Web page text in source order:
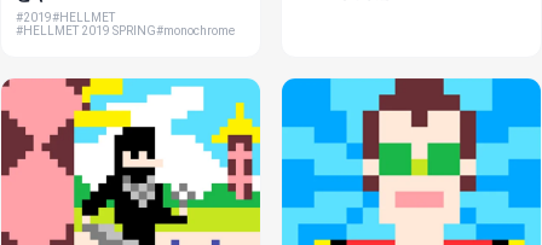
#2019#HELLMET
#HELLMET 2019 SPRING#monochrome